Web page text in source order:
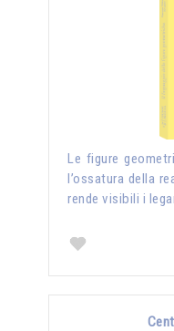
Le figure
l’ossatura della
rende visibili i